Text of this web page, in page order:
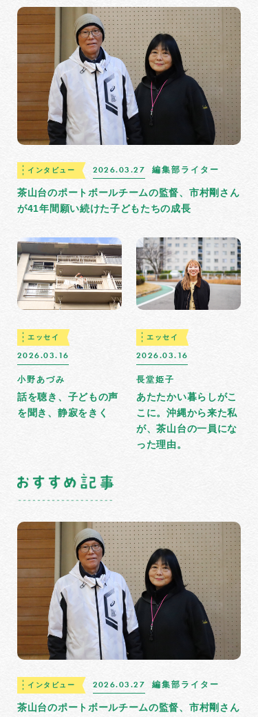
インタビュー 2026.03.27 編集部ライター
茶山台のポートボールチームの監督、市村剛さん
が41年間願い続けた子どもたちの成長
エッセイ
2026.03.16
小野あづみ
話を聴き、子どもの声
を聞き、静寂をきく
エッセイ
2026.03.16
長堂姫子
あたたかい暮らしがこ
こに。沖縄から来た私
が、茶山台の一員にな
った理由。
インタビュー 2026.03.27 編集部ライター
茶山台のポートボールチームの監督、市村剛さん